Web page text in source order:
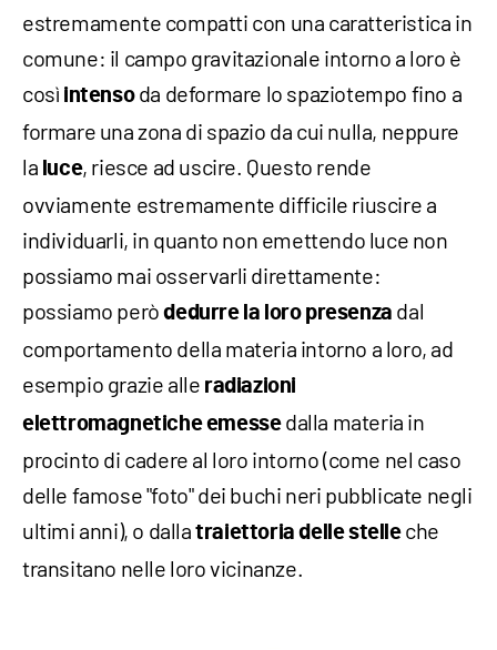
estremamente compatti con una caratteristica in
comune: il campo gravitazionale intorno a loro è
così intensoda deformare lo spaziotempo fino a
formare una zona di spazio da cui nulla, neppure
la luce, riesce ad uscire. Questo rende
ovviamente estremamente difficile riuscire a
individuarli, in quanto non emettendo luce non
possiamo mai osservarli direttamente:
possiamo peròdedurre la loro presenza dal
comportamento della materia intorno a loro, ad
esempio grazie alle radiazioni
elettromagnetiche emessedalla materia in
procinto di cadere al loro intorno (come nel caso
delle famose "foto" dei buchi neri pubblicate negli
ultimi anni), o dallatraiettoria delle stelleche
transitano nelle loro vicinanze.